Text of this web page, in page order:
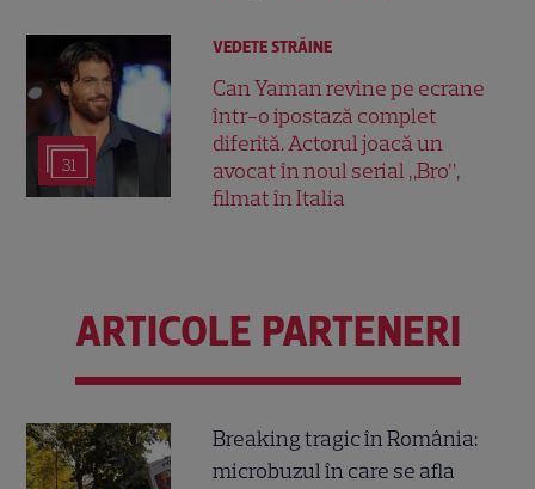
31
VEDETE STRĂINE
Can Yaman revine pe ecrane
într-o ipostază complet
diferită. Actorul joacă un
avocat în noul serial „Bro”,
filmat în Italia
ARTICOLE PARTENERI
Breaking tragic în România:
microbuzul în care se afla